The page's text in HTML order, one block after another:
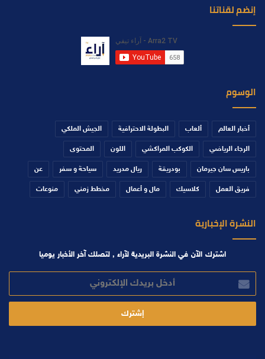
إنضم لقناتنا
الوسوم
أخبار العالم ألعاب البطولة الاحترافية الجيش الملكي
الرجاء الرياضي الكوكب المراكشي اللون المحتوى
باريس سان جيرمان بودريقة ريال مدريد سياحة و سفر عن
فريق العمل كلاسيك مال و أعمال مخطط زمني منوعات
النشرة الإخبارية
اشترك الآن في النشرة البريدية لآراء , لتصلك آخر الأخبار يوميا
أدخل
بريدك
الإلكتروني